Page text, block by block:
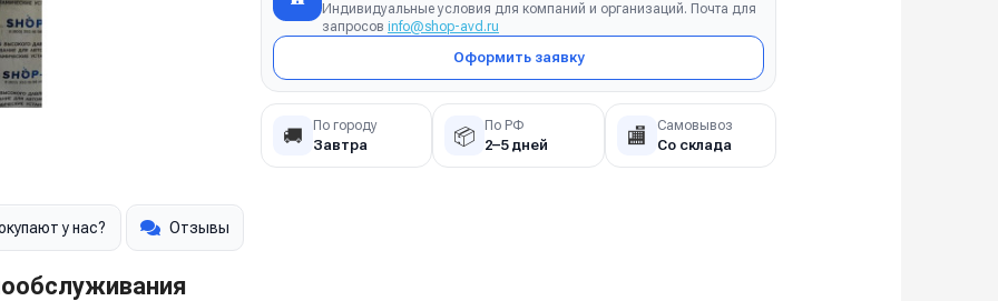
Индивидуальные условия для компаний и организаций. Почта для
запросов info@shop-avd.ru
Оформить заявку
🚚 По городу
Завтра 📦 По РФ
2–5 дней 🏬 Самовывоз
Со склада
у нас? Отзывы